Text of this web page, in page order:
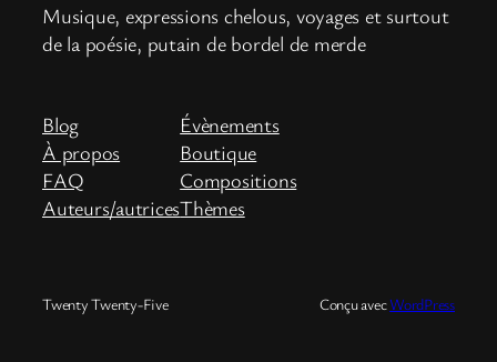
Musique, expressions chelous, voyages et surtout
de la poésie, putain de bordel de merde
Blog
À propos
FAQ
Auteurs/autrices
Évènements
Boutique
Compositions
Thèmes
Twenty Twenty-Five Conçu avecWordPress